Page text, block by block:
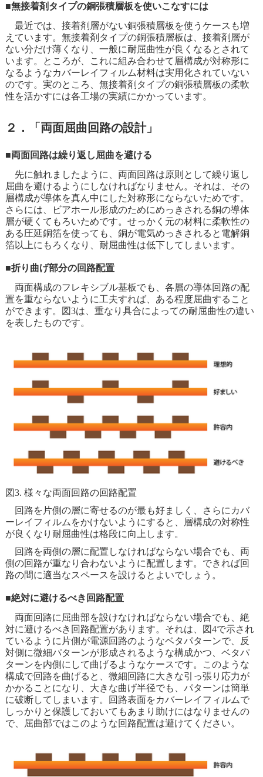
■無接着剤タイプの銅張積層板を使いこなすには
最近では、接着剤層がない銅張積層板を使うケースも増
えています。無接着剤タイプの銅張積層板は、接着剤層が
ない分だけ薄くなり、一般に耐屈曲性が良くなるとされて
います。ところが、これに組み合わせて層構成が対称形に
なるようなカバーレイフィルム材料は実用化されていない
のです。実のところ、無接着剤タイプの銅張積層板の柔軟
性を活かすには各工場の実績にかかっています。
２．「両面屈曲回路の設計」
■両面回路は繰り返し屈曲を避ける
先に触れましたように、両面回路は原則として繰り返し
屈曲を避けるようにしなければなりません。それは、その
層構成が導体を真ん中にした対称形にならないためです。
さらには、ビアホール形成のためにめっきされる銅の導体
層が硬くてもろいためです。せっかく元の材料に柔軟性の
ある圧延銅箔を使っても、銅が電気めっきされると電解銅
箔以上にもろくなり、耐屈曲性は低下してしまいます。
■折り曲げ部分の回路配置
両面構成のフレキシブル基板でも、各層の導体回路の配
置を重ならないように工夫すれば、ある程度屈曲すること
ができます。図3は、重なり具合によっての耐屈曲性の違い
を表したものです。
図3. 様々な両面回路の回路配置
回路を片側の層に寄せるのが最も好ましく、さらにカバ
ーレイフィルムをかけないようにすると、層構成の対称性
が良くなり耐屈曲性は格段に向上します。
回路を両側の層に配置しなければならない場合でも、両
側の回路が重なり合わないように配置します。できれば回
路の間に適当なスペースを設けるとよいでしょう。
■絶対に避けるべき回路配置
両面回路に屈曲部を設けなければならない場合でも、絶
対に避けるべき回路配置があります。それは、図4で示され
ているように片側が電源回路のようなベタパターンで、反
対側に微細パターンが形成されるような構成かつ、ベタパ
ターンを内側にして曲げるようなケースです。このような
構成で回路を曲げると、微細回路に大きな引っ張り応力が
かかることになり、大きな曲げ半径でも、パターンは簡単
に破断してしまいます。回路表面をカバーレイフィルムで
しっかりと保護しておいてもあまり助けにはなりませんの
で、屈曲部ではこのような回路配置は避けてください。